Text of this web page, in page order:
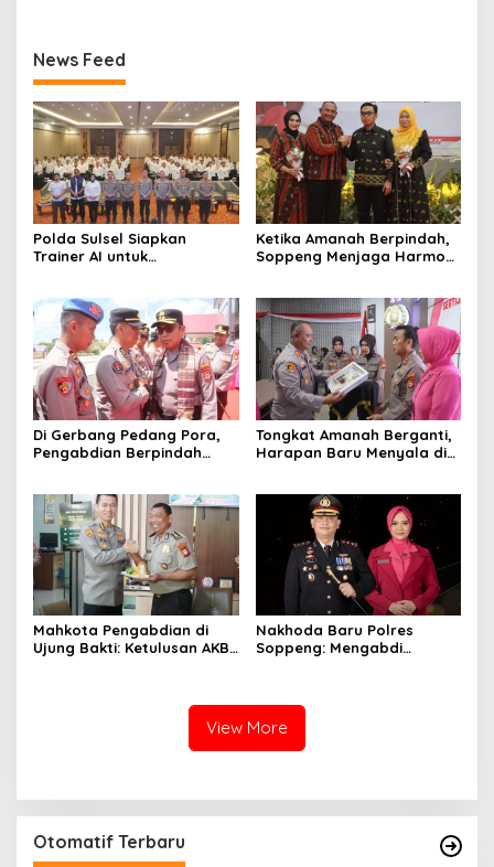
News Feed
Polda Sulsel Siapkan
Trainer AI untuk
Ketika Amanah Berpindah,
Soppeng Menjaga Harmoni
Di Gerbang Pedang Pora,
Pengabdian Berpindah
Tongkat Amanah Berganti,
Harapan Baru Menyala di
Mahkota Pengabdian di
Ujung Bakti: Ketulusan AKBP
Nakhoda Baru Polres
Soppeng: Mengabdi
View More
Otomatif Terbaru